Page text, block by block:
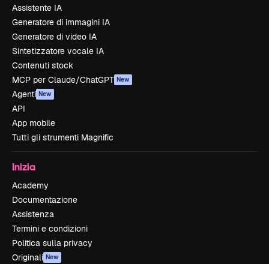
Assistente IA
Generatore di immagini IA
Generatore di video IA
Sintetizzatore vocale IA
Contenuti stock
MCP per Claude/ChatGPT New
Agenti New
API
App mobile
Tutti gli strumenti Magnific
Inizia
Academy
Documentazione
Assistenza
Termini e condizioni
Politica sulla privacy
Originali New